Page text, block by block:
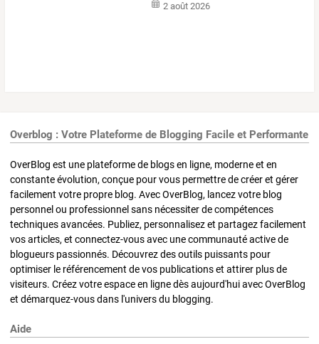
2 août 2026
Overblog : Votre Plateforme de Blogging Facile et Performante
OverBlog est une plateforme de blogs en ligne, moderne et en
constante évolution, conçue pour vous permettre de créer et gérer
facilement votre propre blog. Avec OverBlog, lancez votre blog
personnel ou professionnel sans nécessiter de compétences
techniques avancées. Publiez, personnalisez et partagez facilement
vos articles, et connectez-vous avec une communauté active de
blogueurs passionnés. Découvrez des outils puissants pour
optimiser le référencement de vos publications et attirer plus de
visiteurs. Créez votre espace en ligne dès aujourd'hui avec OverBlog
et démarquez-vous dans l'univers du blogging.
Aide